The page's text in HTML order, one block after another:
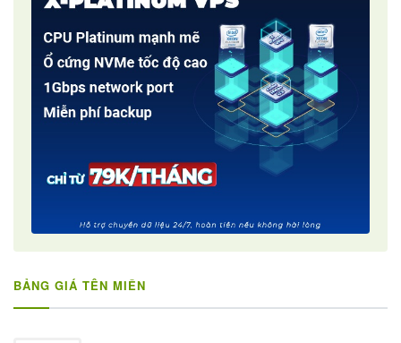
BẢNG GIÁ TÊN MIỀN